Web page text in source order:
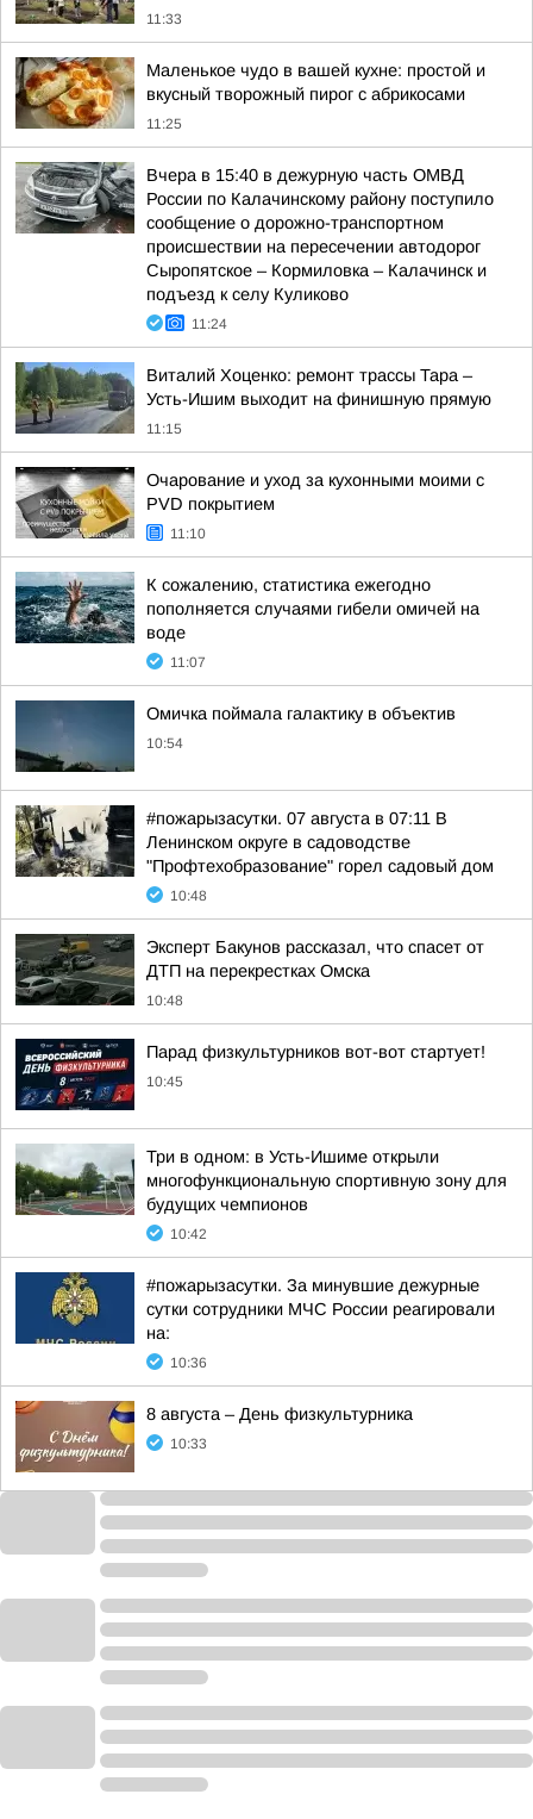
11:33
Маленькое чудо в вашей кухне: простой и
вкусный творожный пирог с абрикосами
11:25
Вчера в 15:40 в дежурную часть ОМВД
России по Калачинскому району поступило
сообщение о дорожно-транспортном
происшествии на пересечении автодорог
Сыропятское – Кормиловка – Калачинск и
подъезд к селу Куликово
11:24
Виталий Хоценко: ремонт трассы Тара –
Усть-Ишим выходит на финишную прямую
11:15
Очарование и уход за кухонными моими с
PVD покрытием
11:10
К сожалению, статистика ежегодно
пополняется случаями гибели омичей на
воде
11:07
Омичка поймала галактику в объектив
10:54
#пожарызасутки. 07 августа в 07:11 В
Ленинском округе в садоводстве
"Профтехобразование" горел садовый дом
10:48
Эксперт Бакунов рассказал, что спасет от
ДТП на перекрестках Омска
10:48
Парад физкультурников вот-вот стартует!
10:45
Три в одном: в Усть-Ишиме открыли
многофункциональную спортивную зону для
будущих чемпионов
10:42
#пожарызасутки. За минувшие дежурные
сутки сотрудники МЧС России реагировали
на:
10:36
8 августа – День физкультурника
10:33